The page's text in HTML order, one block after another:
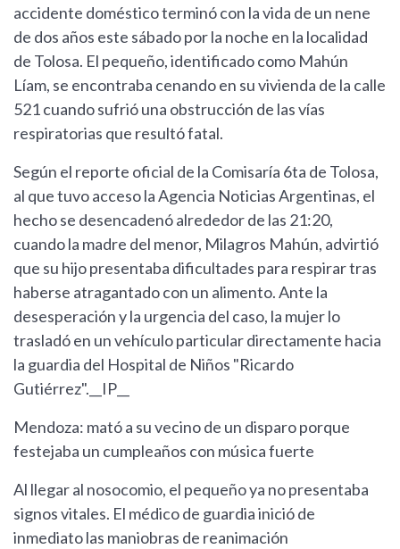
accidente doméstico terminó con la vida de un nene
de dos años este sábado por la noche en la localidad
de Tolosa. El pequeño, identificado como Mahún
Líam, se encontraba cenando en su vivienda de la calle
521 cuando sufrió una obstrucción de las vías
respiratorias que resultó fatal.
Según el reporte oficial de la Comisaría 6ta de Tolosa,
al que tuvo acceso la Agencia Noticias Argentinas, el
hecho se desencadenó alrededor de las 21:20,
cuando la madre del menor, Milagros Mahún, advirtió
que su hijo presentaba dificultades para respirar tras
haberse atragantado con un alimento. Ante la
desesperación y la urgencia del caso, la mujer lo
trasladó en un vehículo particular directamente hacia
la guardia del Hospital de Niños "Ricardo
Gutiérrez".__IP__
Mendoza: mató a su vecino de un disparo porque
festejaba un cumpleaños con música fuerte
Al llegar al nosocomio, el pequeño ya no presentaba
signos vitales. El médico de guardia inició de
inmediato las maniobras de reanimación